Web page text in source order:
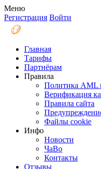
Меню
Регистрация Войти
Главная
Тарифы
Партнёрам
Правила
Политика AML
Верификация
Правила сайта
Файлы coоkie
Инфо
Новости
ЧаВо
Контакты
Отзывы